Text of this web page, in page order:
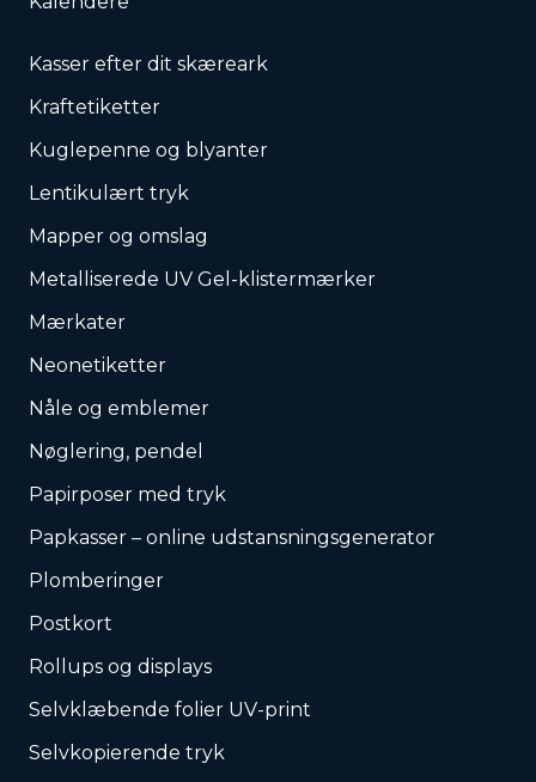
Kasser efter dit skæreark
Kraftetiketter
Kuglepenne og blyanter
Lentikulært tryk
Mapper og omslag
Metalliserede UV Gel-klistermærker
Mærkater
Neonetiketter
Nåle og emblemer
Nøglering, pendel
Papirposer med tryk
Papkasser – online udstansningsgenerator
Plomberinger
Postkort
Rollups og displays
Selvklæbende folier UV-print
Selvkopierende tryk